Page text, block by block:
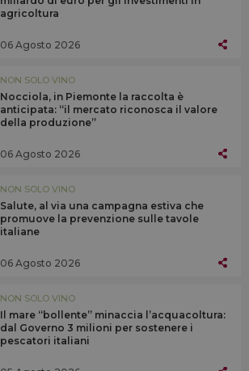
agricoltura
06 Agosto 2026
NON SOLO VINO
Nocciola, in Piemonte la raccolta è
anticipata: “il mercato riconosca il valore
della produzione”
06 Agosto 2026
NON SOLO VINO
Salute, al via una campagna estiva che
promuove la prevenzione sulle tavole
italiane
06 Agosto 2026
NON SOLO VINO
Il mare “bollente” minaccia l’acquacoltura:
dal Governo 3 milioni per sostenere i
pescatori italiani